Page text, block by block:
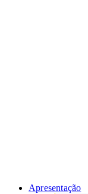
Apresentação